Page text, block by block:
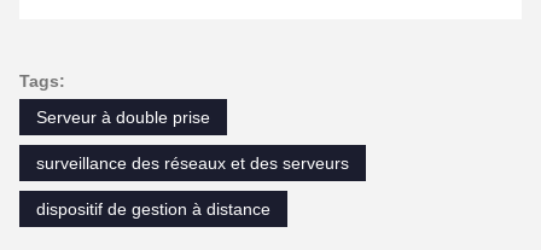
Tags:
Serveur à double prise
surveillance des réseaux et des serveurs
dispositif de gestion à distance